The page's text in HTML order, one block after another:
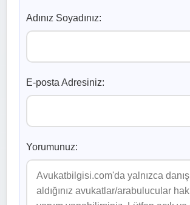
Adınız Soyadınız:
E-posta Adresiniz:
Yorumunuz: